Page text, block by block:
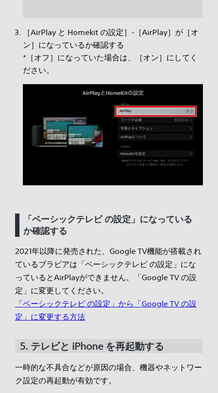
［AirPlay と Homekit の設定］-［AirPlay］が［オ
ン］になっているか確認する
*［オフ］になっていた場合は、［オン］にしてく
ださい。
「ベーシックテレビ の設定」になっている
か確認する
2021年以降に発売された、Google TV機能が搭載され
ているブラビアは「ベーシックテレビ の設定」にな
っているとAirPlayができません。「Google TV の設
定」に変更してください。
「ベーシックテレビ の設定」から「Google TV の設
定」に変更する方法
5. テレビと iPhone を再起動する
一時的な不具合などが原因の場合、機器やネットワー
ク設定の再起動が有効です。